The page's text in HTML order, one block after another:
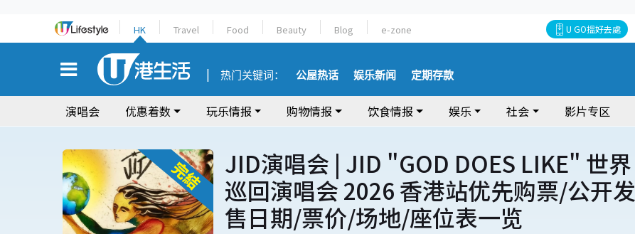
HK Travel Food Beauty Blog e-zone U GO搵好去處
热门关键词： 公屋热话 娱乐新闻 定期存款
演唱会 优惠着数 玩乐情报 购物情报 饮食情报 娱乐 社会 影片专区
JID演唱会 | JID "GOD DOES LIKE" 世界
巡回演唱会 2026 香港站优先购票/公开发
售日期/票价/场地/座位表一览